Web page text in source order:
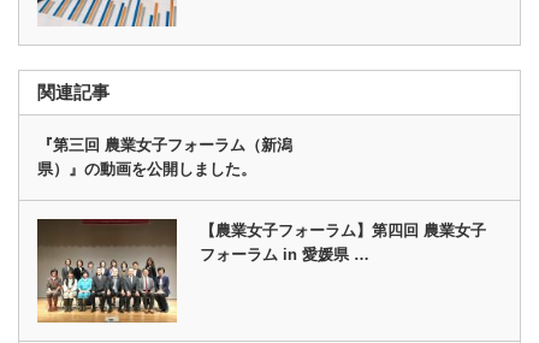
関連記事
『第三回 農業女子フォーラム（新潟
県）』の動画を公開しました。
【農業女子フォーラム】第四回 農業女子
フォーラム in 愛媛県 …